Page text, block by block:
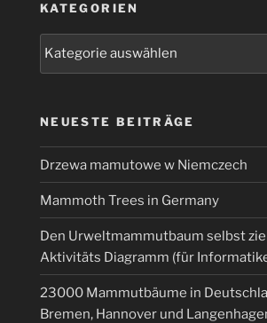
auch
auf
dem
Raspberry
(Zero)
ca.
1,5
Stunde
selbst
compiliert
und
gebaut“
KATEGORIEN
NEUESTE BEITRÄGE
Drzewa mamutowe w Niemczech
Mammoth Trees in Germany
Den Urweltmammutbaum selbst
Aktivitäts Diagramm (für
23000 Mammutbäume in
Bremen, Hannover und